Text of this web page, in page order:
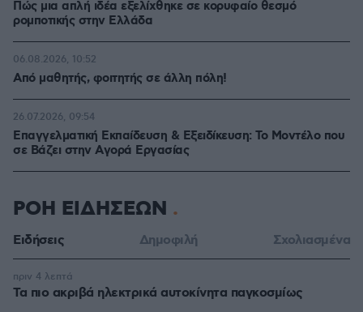
Πώς μια απλή ιδέα εξελίχθηκε σε κορυφαίο θεσμό
ρομποτικής στην Ελλάδα
Από μαθητής, φοιτητής σε άλλη πόλη!
06.08.2026, 10:52
Επαγγελματική Εκπαίδευση & Εξειδίκευση: Το Mοντέλο που
σε Bάζει στην Aγορά Eργασίας
26.07.2026, 09:54
ΡΟΗ ΕΙΔΗΣΕΩΝ
Ειδήσεις Δημοφιλή Σχολιασμένα
Τα πιο ακριβά ηλεκτρικά αυτοκίνητα παγκοσμίως
πριν 4 λεπτά